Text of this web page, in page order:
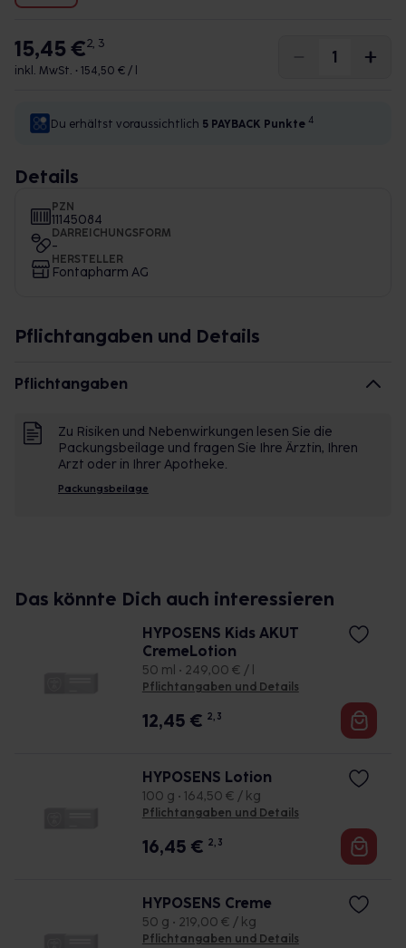
15,45 €2, 3
inkl. MwSt. • 154,50 € / l
Du erhältst voraussichtlich 5 PAYBACK Punkte 4
Details
PZN
11145084
DARREICHUNGSFORM
-
HERSTELLER
Fontapharm AG
Pflichtangaben und Details
Pflichtangaben
Zu Risiken und Nebenwirkungen lesen Sie die
Packungsbeilage und fragen Sie Ihre Ärztin, Ihren
Arzt oder in Ihrer Apotheke.
Packungsbeilage
Das könnte Dich auch interessieren
HYPOSENS Kids AKUT
CremeLotion
50 ml • 249,00 € / l
Pflichtangaben und Details
12,45 € 2, 3
HYPOSENS Lotion
100 g • 164,50 € / kg
Pflichtangaben und Details
16,45 € 2, 3
HYPOSENS Creme
50 g • 219,00 € / kg
Pflichtangaben und Details